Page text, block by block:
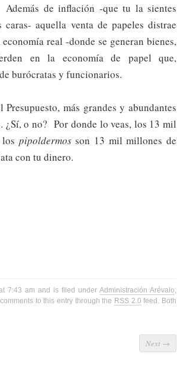
de inflación -que tu la sientes
aquella venta de papeles distrae
real -donde se generan bienes,
en la economía de papel que,
burócratas y funcionarios.
más grandes y abundantes
¿Sí, o no? Por donde lo veas, los 13 mil
pipoldermosson 13 mil millones de
con tu dinero.
7:43 am and is filed underAdministración Arévalo,
to this entry through the RSS 2.0 feed. Both
Next →